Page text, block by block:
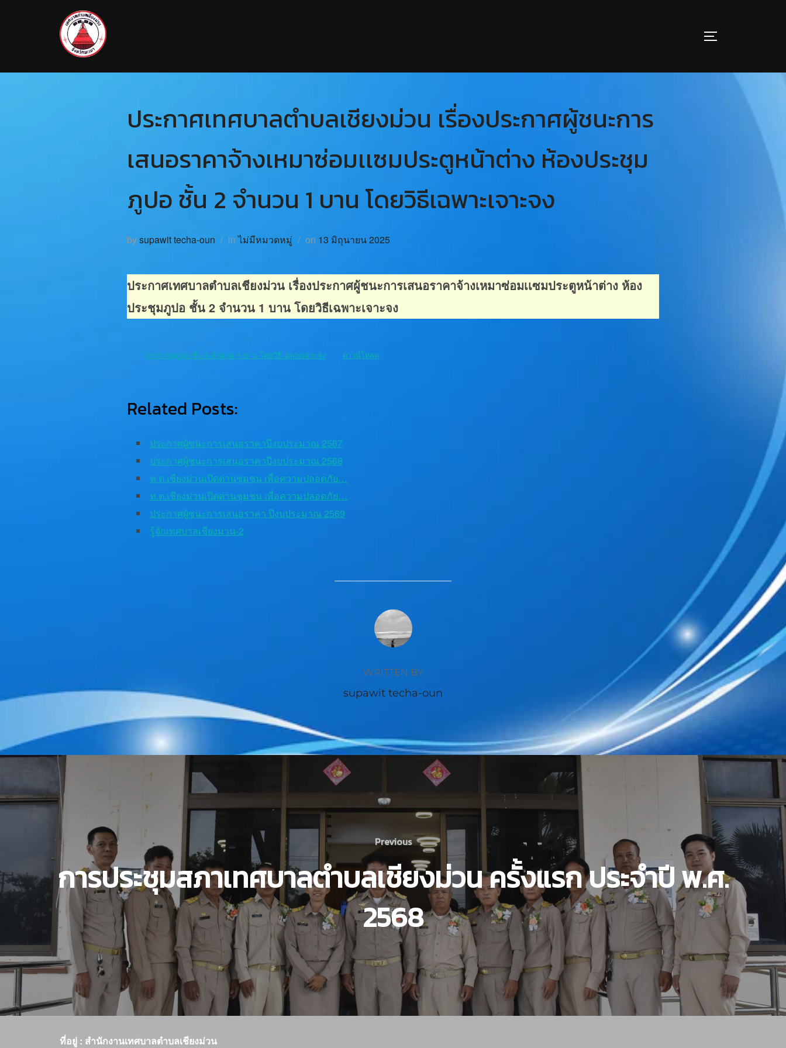
ประกาศเทศบาลตำบลเชียงม่วน เรื่องประกาศผู้ชนะการ
เสนอราคาจ้างเหมาซ่อมเเซมประตูหน้าต่าง ห้องประชุม
ภูปอ ชั้น 2 จำนวน 1 บาน โดยวิธีเฉพาะเจาะจง
bysupawit techa-oun inไม่มีหมวดหมู่ on 13 มิถุนายน 2025
ประกาศเทศบาลตำบลเชียงม่วน เรื่องประกาศผู้ชนะการเสนอราคาจ้างเหมาซ่อมเเซมประตูหน้าต่าง ห้อง
ประชุมภูปอ ชั้น 2 จำนวน 1 บาน โดยวิธีเฉพาะเจาะจง
องประชุมภูปอ-ชั้น-2-จำนวน-1-บาน-โดยวิธีเฉพาะเจาะจง ดาวน์โหลด
Related Posts:
ประกาศผู้ชนะการเสนอราคาปีงบประมาณ 2567
ประกาศผู้ชนะการเสนอราคาปีงบประมาณ 2568
ท.ต.เชียงม่วนเปิดด่านชุมชน เพื่อความปลอดภัย…
ท.ต.เชียงม่วนเปิดด่านชุมชน เพื่อความปลอดภัย…
ประกาศผู้ชนะการเสนอราคา ปีงบประมาณ 2569
รู้จักเทศบาลเชียงม่วน-2
POST AUTHOR
WRITTEN BY
supawit techa-oun
Previous
การประชุมสภาเทศบาลตำบลเชียงม่วน ครั้งแรก ประจำปี​ พ.ศ.
2568
ที่อยู่ : สำนักงานเทศบาลตำบลเชียงม่วน